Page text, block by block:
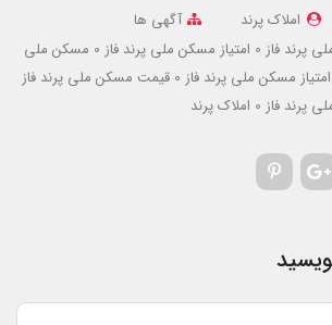
املاک پرند
آگهی ها
پرند فاز 0
امتیاز مسکن ملی پرند فاز 0
مسکن ملی
مسکن ملی پرند فاز 0
قیمت مسکن ملی پرند فاز
فاز 0 املاک پرند